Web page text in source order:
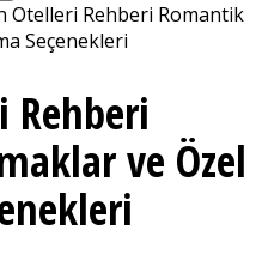
Otelleri Rehberi Romantik
Seçenekleri
Rehberi
ve Özel